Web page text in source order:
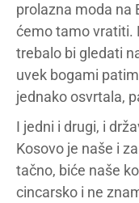
prolazna moda na
ćemo tamo vratiti.
trebalo bi gledati
uvek bogami
jednako osvrtala,
I jedni i drugi, i
Kosovo je naše i
tačno, biće naše
cincarsko i ne